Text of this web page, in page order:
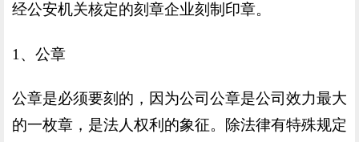
经公安机关核定的刻章企业刻制印章。
1、公章
公章是必须要刻的，因为公司公章是公司效力最大
的一枚章，是法人权利的象征。除法律有特殊规定